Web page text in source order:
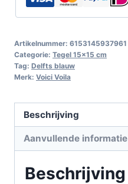
Artikelnummer: 6153145937961
Categorie: Tegel 15x15 cm
Tag: Delfts blauw
Merk: Voici Voila
Beschrijving
Aanvullende informatie
Beschrijving